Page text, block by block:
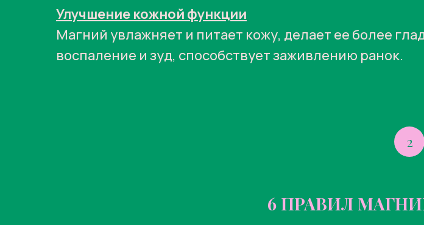
Улучшение кожной функции
Магний увлажняет и питает кожу, делает ее более
воспаление и зуд, способствует заживлению ранок.
2
6 ПРАВИЛ